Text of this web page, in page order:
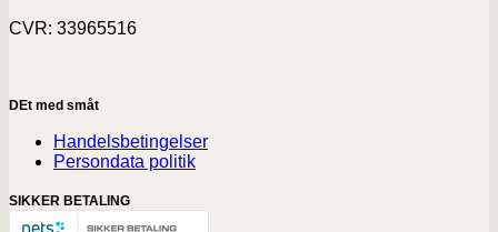
CVR: 33965516
DEt med småt
Handelsbetingelser
Persondata politik
SIKKER BETALING